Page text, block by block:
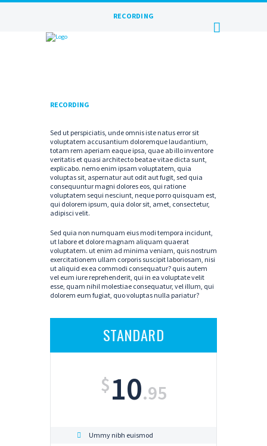
RECORDING
RECORDING
Sed ut perspiciatis, unde omnis iste natus error sit
voluptatem accusantium doloremque laudantium,
totam rem aperiam eaque ipsa, quae ab illo inventore
veritatis et quasi architecto beatae vitae dicta sunt,
explicabo. nemo enim ipsam voluptatem, quia
voluptas sit, aspernatur aut odit aut fugit, sed quia
consequuntur magni dolores eos, qui ratione
voluptatem sequi nesciunt, neque porro quisquam est,
qui dolorem ipsum, quia dolor sit, amet, consectetur,
adipisci velit.
Sed quia non numquam eius modi tempora incidunt,
ut labore et dolore magnam aliquam quaerat
voluptatem. ut enim ad minima veniam, quis nostrum
exercitationem ullam corporis suscipit laboriosam, nisi
ut aliquid ex ea commodi consequatur? quis autem
vel eum iure reprehenderit, qui in ea voluptate velit
esse, quam nihil molestiae consequatur, vel illum, qui
dolorem eum fugiat, quo voluptas nulla pariatur?
STANDARD
$10.95
Ummy nibh euismod